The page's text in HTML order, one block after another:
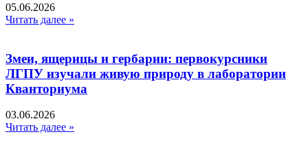
05.06.2026
Читать далее »
Змеи, ящерицы и гербарии: первокурсники
ЛГПУ изучали живую природу в лаборатории
Кванториума
03.06.2026
Читать далее »